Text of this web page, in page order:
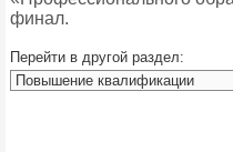
финал.
Перейти в другой раздел: